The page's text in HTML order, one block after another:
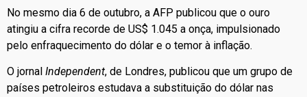
No mesmo dia 6 de outubro, a AFP publicou que o ouro
atingiu a cifra recorde de US$ 1.045 a onça, impulsionado
pelo enfraquecimento do dólar e o temor à inflação.
O jornal Independent, de Londres, publicou que um grupo de
países petroleiros estudava a substituição do dólar nas